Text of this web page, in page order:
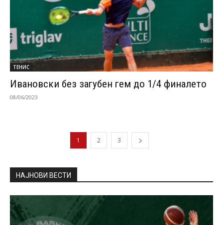
ТЕНИС
Ивановски без загубен гем до 1/4 финалето
08/06/2023
1 2 3
НАЈНОВИ ВЕСТИ